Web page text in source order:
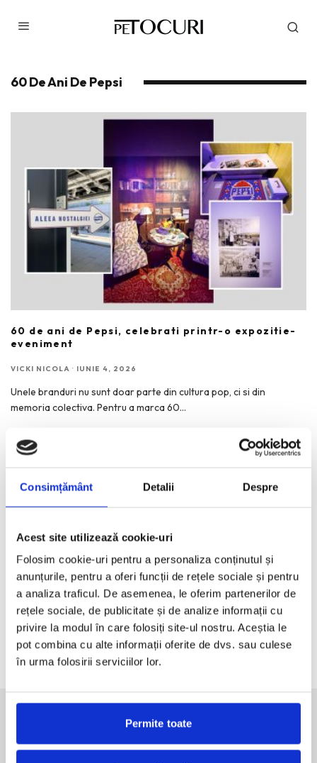
Consimțământ Detalii Despre
Acest site utilizează cookie-uri
Folosim cookie-uri pentru a personaliza conținutul și
anunțurile, pentru a oferi funcții de rețele sociale și pentru
a analiza traficul. De asemenea, le oferim partenerilor de
rețele sociale, de publicitate și de analize informații cu
privire la modul în care folosiți site-ul nostru. Aceștia le
pot combina cu alte informații oferite de dvs. sau culese
în urma folosirii serviciilor lor.
Permite toate
60 De Ani De Pepsi
60 de ani de Pepsi, celebrati printr-o expozitie-
eveniment
VICKI NICOLA · IUNIE 4, 2026
Unele branduri nu sunt doar parte din cultura pop, ci si din
memoria colectiva. Pentru a marca 60...
RECENT POSTS
Bucurestiul pe harta globala a Mercedes-Benz
Funda, element cheie in designul rochiilor de ocazie
KAWS: Art & Comix la Albertina Modern – cand benzile
desenate intra in muzeu
The Outsider. Andreea Macri. 13 ani de fotografie de moda
intr-o expozitie.
60 de ani de Pepsi, celebrati printr-o expozitie-eveniment